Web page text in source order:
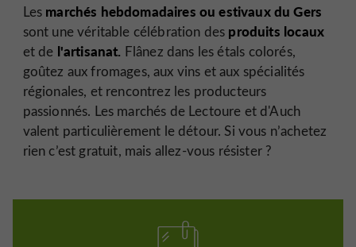
Les marchés hebdomadaires ou estivaux du Gers
sont une véritable célébration des produits locaux
et de l'artisanat. Flânez dans les étals colorés,
goûtez aux fromages, aux vins et aux spécialités
régionales, et rencontrez les producteurs
passionnés. Les marchés de Lectoure et d'Auch
valent particulièrement le détour. Si vous n’achetez
rien c’est gratuit, mais allez-vous résister ?